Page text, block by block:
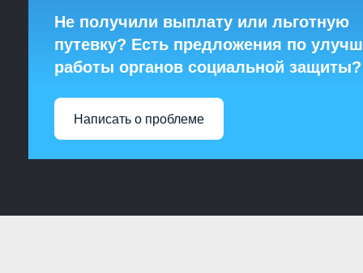
Не получили выплату или льготную
путевку? Есть предложения по
работы органов социальной защиты?
Написать о проблеме